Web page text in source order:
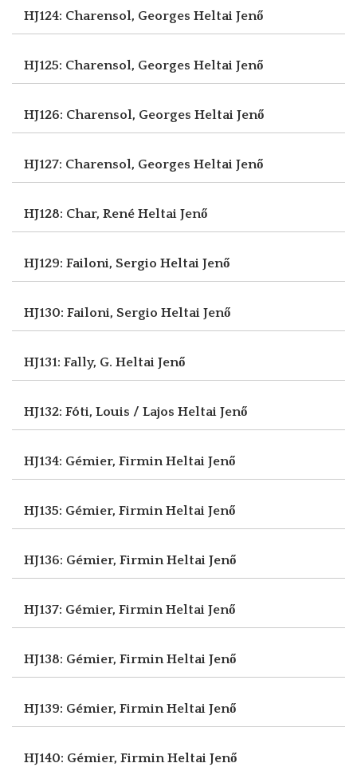
HJ124: Charensol, Georges Heltai Jenő
HJ125: Charensol, Georges Heltai Jenő
HJ126: Charensol, Georges Heltai Jenő
HJ127: Charensol, Georges Heltai Jenő
HJ128: Char, René Heltai Jenő
HJ129: Failoni, Sergio Heltai Jenő
HJ130: Failoni, Sergio Heltai Jenő
HJ131: Fally, G. Heltai Jenő
HJ132: Fóti, Louis / Lajos Heltai Jenő
HJ134: Gémier, FirminHeltai Jenő
HJ135: Gémier, FirminHeltai Jenő
HJ136: Gémier, FirminHeltai Jenő
HJ137: Gémier, FirminHeltai Jenő
HJ138: Gémier, FirminHeltai Jenő
HJ139: Gémier, FirminHeltai Jenő
HJ140: Gémier, FirminHeltai Jenő